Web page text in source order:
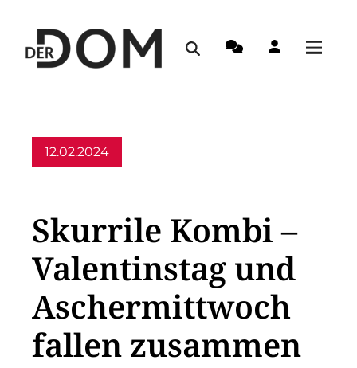
12.02.2024
Skurrile Kombi –
Valentinstag und
Aschermittwoch
fallen zusammen